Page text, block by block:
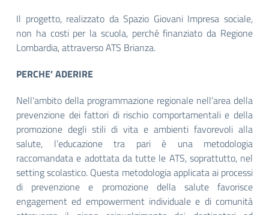
Il progetto, realizzato da Spazio Giovani Impresa sociale,
non ha costi per la scuola, perché finanziato da Regione
Lombardia, attraverso ATS Brianza.
PERCHE’ ADERIRE
Nell’ambito della programmazione regionale nell’area della
prevenzione dei fattori di rischio comportamentali e della
promozione degli stili di vita e ambienti favorevoli alla
salute, l’educazione tra pari è una metodologia
raccomandata e adottata da tutte le ATS, soprattutto, nel
setting scolastico. Questa metodologia applicata ai processi
di prevenzione e promozione della salute favorisce
engagement ed empowerment individuale e di comunità